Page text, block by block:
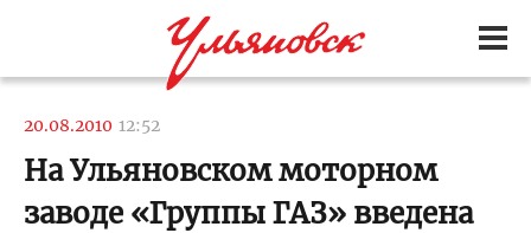
20.08.2010 12:52
На Ульяновском моторном
заводе «Группы ГАЗ» введена